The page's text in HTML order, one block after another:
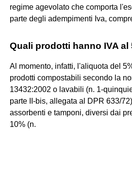
regime agevolato che comporta
parte degli adempimenti Iva,
Quali prodotti hanno IVA al
Al momento, infatti, l'aliquota del
prodotti compostabili secondo la
13432:2002 o lavabili (n. 1-
parte II-bis, allegata al DPR 633/
assorbenti e tamponi, diversi dai
10% (n.